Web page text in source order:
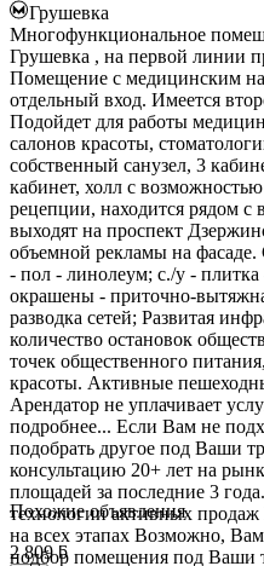
Грушевка
Многофункциональное
Грушевка , на первой линии
Помещение с медицинским
отдельный вход. Имеется
Подойдет для работы
салонов красоты,
собственный санузел, 3
кабинет, холл с
рецепции, находится рядом
выходят на проспект
объемной рекламы на
- пол - линолеум; с./у -
окрашены - приточно-
разводка сетей; Развитая
количество остановок
точек общественного
красоты. Активные
Арендатор не уплачивает
подробнее... Если Вам не
подобрать другое под Ваши
консультацию 20+ лет на
площадей за последние 3
технологии активных
на всех этапах Возможно,
подбор помещения под Ваши
Похожие объявления
2 809 ƃ